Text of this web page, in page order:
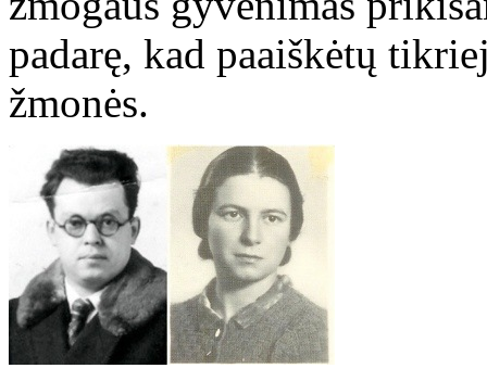
padarę, kad paaiškėtų
žmonės.